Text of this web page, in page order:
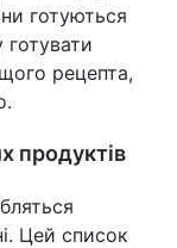
готуються
рецепта,
продуктів
Цей список